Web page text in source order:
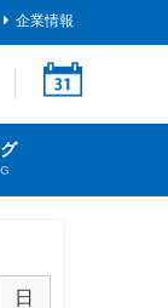
企業情報
日